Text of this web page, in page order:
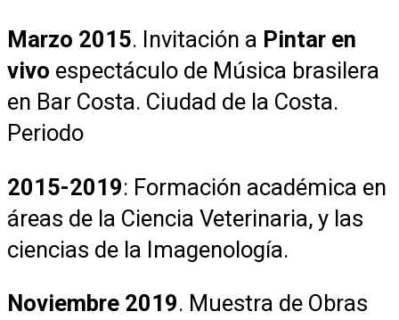
Marzo 2015. Invitación a Pintar en
vivo espectáculo de Música brasilera
en Bar Costa. Ciudad de la Costa.
Periodo
2015-2019: Formación académica en
áreas de la Ciencia Veterinaria, y las
ciencias de la Imagenología.
Noviembre 2019. Muestra de Obras